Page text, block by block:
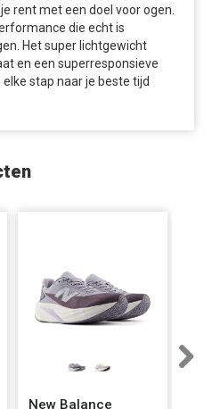
rent met een doel voor ogen.
die echt is
Het super lichtgewicht
en een superresponsieve
stap naar je beste tijd
New Balance